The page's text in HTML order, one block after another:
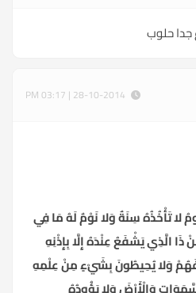
جدا حلوب
لا تَأْخُذُهُ سِنَةٌ وَلا نَوْمٌ لَهُ مَا فِي
الَّذِي يَشْفَعُ عِنْدَهُ إِلَّا بِإِذْنِهِ
وَلا يُحِيطُونَ بِشَيْءٍ مِنْ عِلْمِهِ